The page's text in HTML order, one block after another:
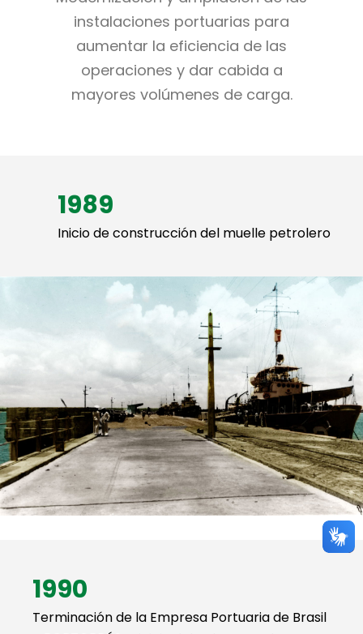
instalaciones portuarias para
aumentar la eficiencia de las
operaciones y dar cabida a
mayores volúmenes de carga.
1989
Inicio de construcción del muelle petrolero
1990
Terminación de la Empresa Portuaria de Brasil